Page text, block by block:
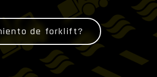
de forklift?